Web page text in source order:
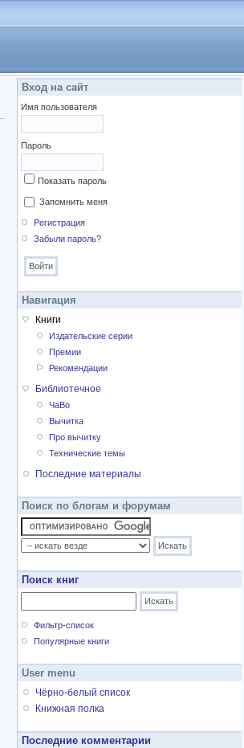
Вход на сайт
Имя пользователя
Пароль
Показать пароль
Запомнить меня
Регистрация
Забыли пароль?
Навигация
Книги
Издательские серии
Премии
Рекомендации
Библиотечное
ЧаВо
Вычитка
Про вычитку
Технические темы
Последние материалы
Поиск по блогам и форумам
Поиск книг
Фильтр-список
Популярные книги
User menu
Чёрно-белый список
Книжная полка
Последние комментарии